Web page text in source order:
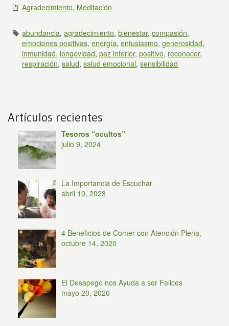
Agradecimiento, Meditación
abundancia,agradecimiento,bienestar,compasión,
emociones positivas,energía,entusiasmo,generosidad,
inmunidad, longevidad,paz interior,positivo, reconocer,
respiración,salud,salud emocional,sensibilidad
Artículos recientes
Tesoros “ocultos”
julio 9, 2024
La Importancia de Escuchar
abril 10, 2023
4 Beneficios de Comer con Atención Plena,
octubre 14, 2020
El Desapego nos Ayuda a ser Felices
mayo 20, 2020